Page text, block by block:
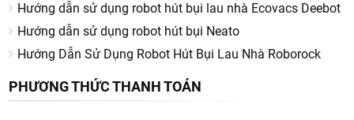
Hướng dẫn sử dụng robot hút bụi lau nhà Ecovacs Deebot
Hướng dẫn sử dụng robot hút bụi Neato
Hướng Dẫn Sử Dụng Robot Hút Bụi Lau Nhà Roborock
PHƯƠNG THỨC THANH TOÁN